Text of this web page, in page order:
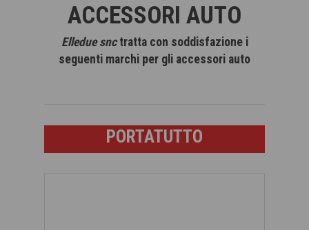
ACCESSORI AUTO
Elledue snctratta con soddisfazione i
seguenti marchi per gli accessori auto
PORTATUTTO